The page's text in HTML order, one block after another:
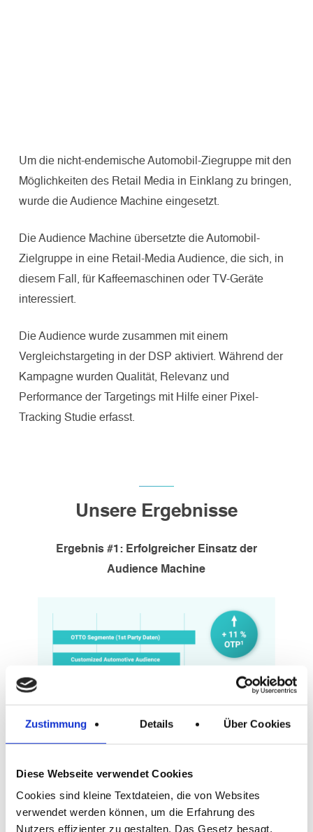
Zustimmung Details Über Cookies
Diese Webseite verwendet Cookies
Cookies sind kleine Textdateien, die von Websites
verwendet werden können, um die Erfahrung des
Nutzers effizienter zu gestalten. Das Gesetz besagt,
Um die nicht-endemische Automobil-Ziegruppe mit den
Möglichkeiten des Retail Media in Einklang zu bringen,
wurde die Audience Machine eingesetzt.
Die Audience Machine übersetzte die Automobil-
Zielgruppe in eine Retail-Media Audience, die sich, in
diesem Fall, für Kaffeemaschinen oder TV-Geräte
interessiert.
Die Audience wurde zusammen mit einem
Vergleichstargeting in der DSP aktiviert. Während der
Kampagne wurden Qualität, Relevanz und
Performance der Targetings mit Hilfe einer Pixel-
Tracking Studie erfasst.
Unsere Ergebnisse
Ergebnis#1: Erfolgreicher Einsatzder
Audience Machine
hohe Relevanz